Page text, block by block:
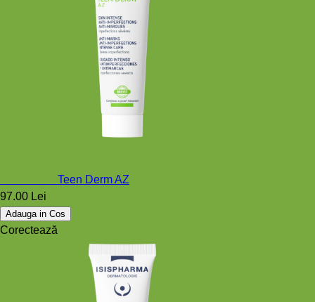
Teen Derm AZ
97.00 Lei
Adauga in Cos
Corectează